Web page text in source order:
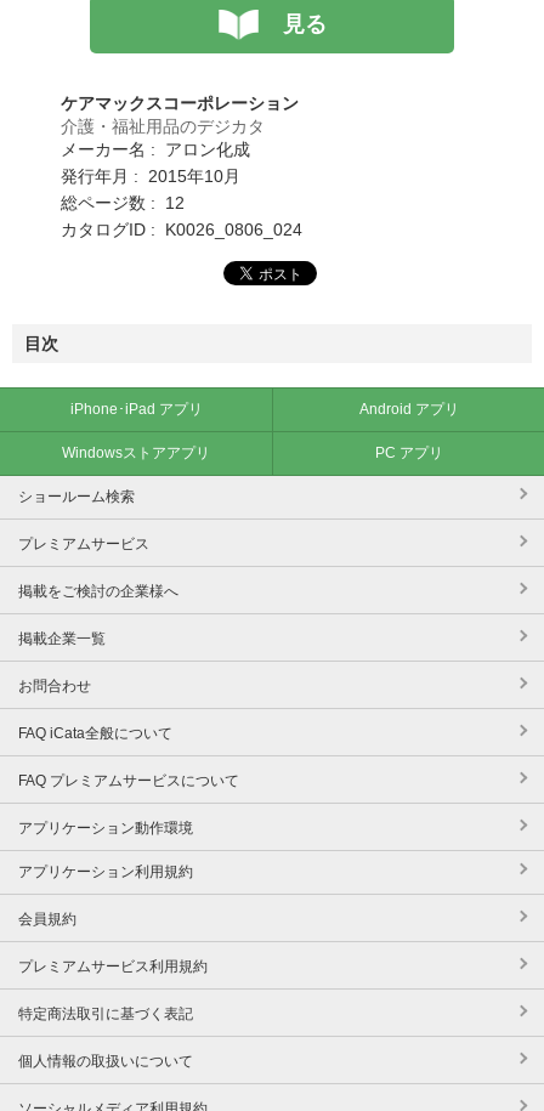
見る
ケアマックスコーポレーション
介護・福祉用品のデジカタ
メーカー名 : アロン化成
発行年月 : 2015年10月
総ページ数 : 12
カタログID : K0026_0806_024
目次
iPhone･iPad アプリ Android アプリ
Windowsストアアプリ PC アプリ
ショールーム検索
プレミアムサービス
掲載をご検討の企業様へ
掲載企業一覧
お問合わせ
FAQ iCata全般について
FAQ プレミアムサービスについて
アプリケーション動作環境
アプリケーション利用規約
会員規約
プレミアムサービス利用規約
特定商法取引に基づく表記
個人情報の取扱いについて